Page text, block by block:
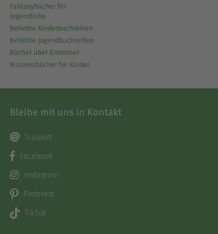
Fantasybücher für
Jugendliche
Beliebte Kinderbuchreihen
Beliebte Jugendbuchreihen
Bücher über Einhörner
Wissensbücher für Kinder
Bleibe mit uns in Kontakt
Support
Facebook
Instagram
Pinterest
TikTok